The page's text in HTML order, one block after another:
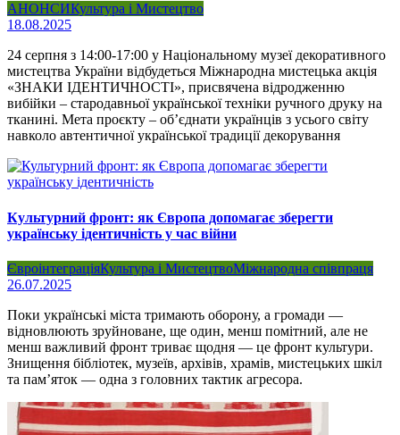
АНОНСИКультура і Мистецтво
18.08.2025
24 серпня з 14:00-17:00 у Національному музеї декоративного
мистецтва України відбудеться Міжнародна мистецька акція
«ЗНАКИ ІДЕНТИЧНОСТІ», присвячена відродженню
вибійки – стародавньої української техніки ручного друку на
тканині. Мета проєкту – обʼєднати українців з усього світу
навколо автентичної української традиції декорування
Культурний фронт: як Європа допомагає зберегти
українську ідентичність у час війни
ЄвроінтеграціяКультура і МистецтвоМіжнародна співпраця
26.07.2025
Поки українські міста тримають оборону, а громади —
відновлюють зруйноване, ще один, менш помітний, але не
менш важливий фронт триває щодня — це фронт культури.
Знищення бібліотек, музеїв, архівів, храмів, мистецьких шкіл
та пам’яток — одна з головних тактик агресора.